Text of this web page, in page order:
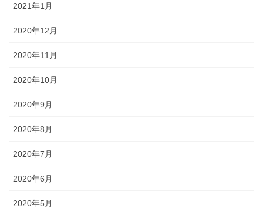
2021年1月
2020年12月
2020年11月
2020年10月
2020年9月
2020年8月
2020年7月
2020年6月
2020年5月